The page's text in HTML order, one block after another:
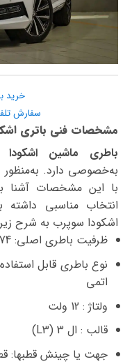
خرید
سفارش
مشخصات فنی باتری
باطری ماشین اشکودا
به‌خصوصی دارد. به‌منظور
با این مشخصات آشنا
انتخاب مناسبی
اشکودا سوپرب به شرح
ظرفیت باطری اصلی: 74 آمپر ساعت – 74AH
نوع باطری قابل
اتمی
ولتاژ : 12 ولت
قالب : ال 3 (L3)
جهت یا چینش قطبها: